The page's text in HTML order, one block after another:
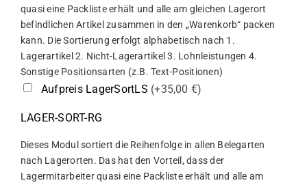
quasi eine Packliste erhält und alle am gleichen Lagerort
befindlichen Artikel zusammen in den „Warenkorb“ packen
kann. Die Sortierung erfolgt alphabetisch nach 1.
Lagerartikel 2. Nicht-Lagerartikel 3. Lohnleistungen 4.
Sonstige Positionsarten (z.B. Text-Positionen)
Aufpreis LagerSortLS (+35,00 €)
LAGER-SORT-RG
Dieses Modul sortiert die Reihenfolge in allen Belegarten
nach Lagerorten. Das hat den Vorteil, dass der
Lagermitarbeiter quasi eine Packliste erhält und alle am